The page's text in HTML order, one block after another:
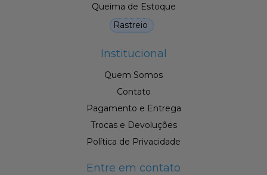
Queima de Estoque
Rastreio
Institucional
Quem Somos
Contato
Pagamento e Entrega
Trocas e Devoluções
Política de Privacidade
Entre em contato